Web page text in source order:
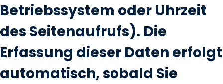
Betriebssystem oder Uhrzeit
des Seitenaufrufs). Die
Erfassung dieser Daten erfolgt
automatisch, sobald Sie